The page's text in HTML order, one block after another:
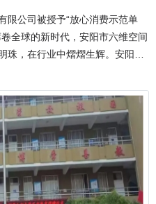
着华康宏力人的诚信与心血。
坚守。一旦客户有需求，公司的
的态度为客户解决问题。无论是
到尽心尽力、负责到底。华康
就是选择了放心与安心。在市场
不为短期利益所动，坚持诚信经
树立行业的标杆。公司积极参与
诚信经营的经验，共同推动医疗
迅速，产品遍布各级医疗单位。
术生产奖项、1 项产品外观奖项
多项荣誉。这些荣誉的背后，是
限公司被授予“放心消费示范单
全球的新时代，安阳市六维空间
珠，在行业中熠熠生辉。安阳，
悠久的历史文化底蕴，同时也积
力推进科技创新、数字经济蓬勃
子商务有限公司以其卓越的专业
成为行业中的佼佼者。安阳市六
年1月，自成立以来便与联想集
斩棘，从最初的星星之火发展成
长为安阳市IT行业的领军企业。
与坚毅。董事长李治飞怀着对信